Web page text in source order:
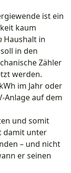
ist ein
kaum
Haushalt in
in den
Zähler
werden.
im Jahr oder
Anlage auf dem
und somit
damit unter
– und nicht
er seinen